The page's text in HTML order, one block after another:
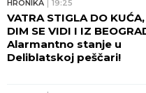
PREMINUO U NAJGORIM
MUKAMA: Novi detalji
imućnog pekara sa
Karaburme